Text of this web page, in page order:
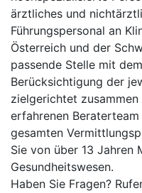
ärztliches und
Führungspersonal an
Österreich und der
passende Stelle mit
Berücksichtigung der
zielgerichtet
erfahrenen
gesamten
Sie von über 13 Jahren
Gesundheitswesen.
Haben Sie Fragen?